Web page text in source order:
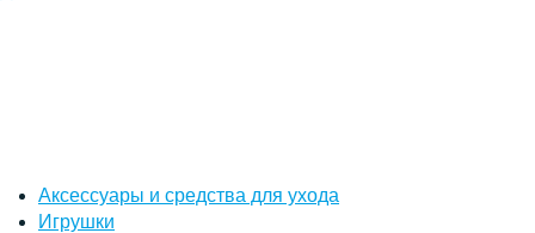
Аксессуары и средства для ухода
Игрушки